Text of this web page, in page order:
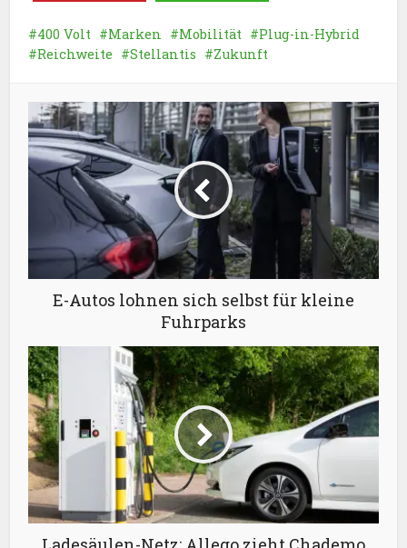
400 Volt Marken Mobilität
Plug-in-Hybrid
Reichweite
Stellantis Zukunft
E-Autos lohnen sich selbst für kleine
Fuhrparks